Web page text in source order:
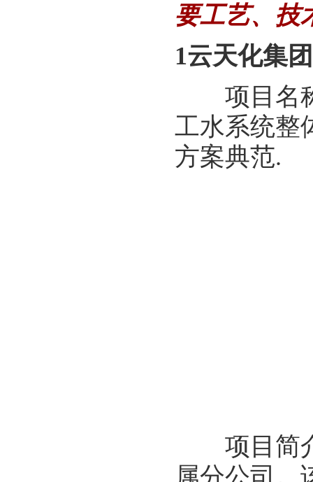
要工艺、技
1云天化集团
项目名称
工水系统整
方案典范.
项目简介
属分公司。